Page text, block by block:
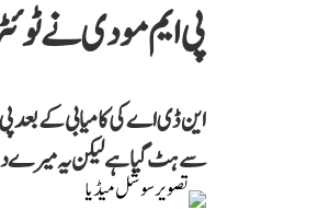
پی ایم مودی نے
این ڈی اے کی کامیابی کے بعد پی
سے ہٹ گیا ہے لیکن یہ میرے